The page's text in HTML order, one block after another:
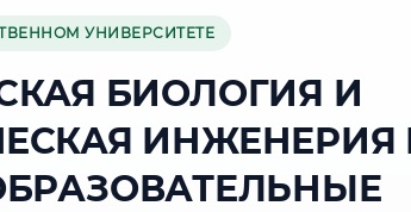
УНИВЕРСИТЕТЕ
БИОЛОГИЯ И
ИНЖЕНЕРИЯ